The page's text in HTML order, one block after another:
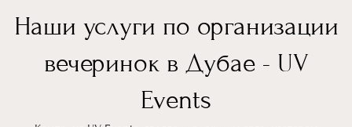
Наши услуги по организации
вечеринок в Дубае - UV
Events